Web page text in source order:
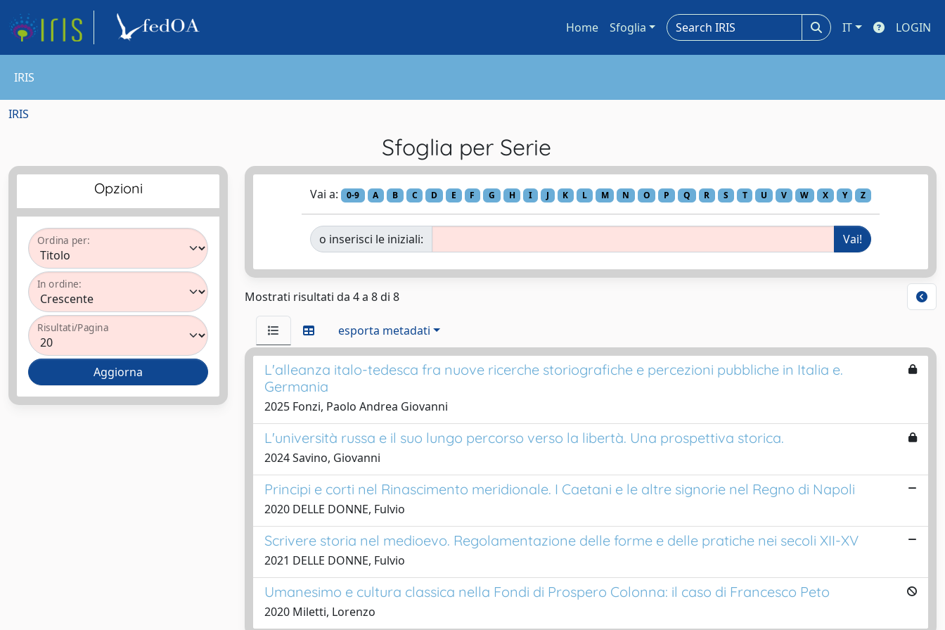
Home Sfoglia IT LOGIN
IRIS
IRIS
Sfoglia per Serie
Opzioni
Ordina per:
In ordine:
Risultati/Pagina
Vai a: 0-9 A B C D E F G H I J K L M N O P Q R S T U V W X Y Z
o inserisci le iniziali:
Mostrati risultati da 4 a 8 di 8
esporta metadati
L'alleanza italo-tedesca fra nuove ricerche storiografiche e percezioni pubbliche in Italia e.
Germania
2025 Fonzi, Paolo Andrea Giovanni
L'università russa e il suo lungo percorso verso la libertà. Una prospettiva storica.
2024 Savino, Giovanni
Principi e corti nel Rinascimento meridionale. I Caetani e le altre signorie nel Regno di Napoli
2020 DELLE DONNE, Fulvio
Scrivere storia nel medioevo. Regolamentazione delle forme e delle pratiche nei secoli XII-XV
2021 DELLE DONNE, Fulvio
Umanesimo e cultura classica nella Fondi di Prospero Colonna: il caso di Francesco Peto
2020 Miletti, Lorenzo